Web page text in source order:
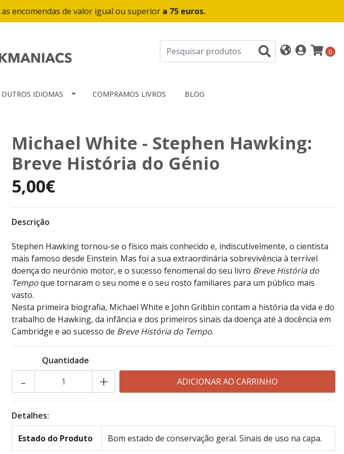
encomendas de valor igual ou superior a 75 euros.
0
OUTROS IDIOMAS COMPRAMOS LIVROS BLOG
Michael White - Stephen Hawking:
Breve História do Génio
5,00€
Descrição
Stephen Hawking tornou-se o físico mais conhecido e, indiscutivelmente, o cientista
mais famoso desde Einstein. Mas foi a sua extraordinária sobrevivência à terrível
doença do neurónio motor, e o sucesso fenomenal do seu livro Breve História do
Tempoque tornaram o seu nome e o seu rosto familiares para um público mais
vasto.
Nesta primeira biografia, Michael White e John Gribbin contam a história da vida e do
trabalho de Hawking, da infância e dos primeiros sinais da doença até à docência em
Cambridge e ao sucesso de Breve História do Tempo.
Quantidade
+
-
Detalhes:
Estado do Produto Bom estado de conservação geral. Sinais de uso na capa.